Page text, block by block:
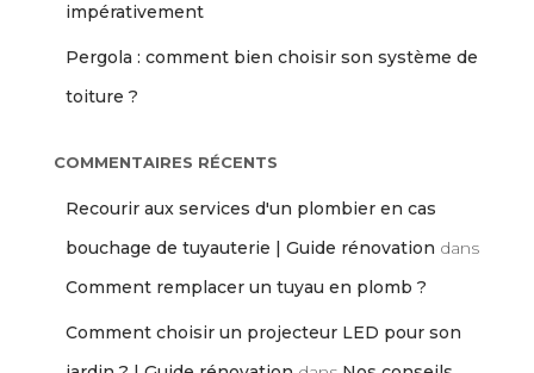
impérativement
Pergola : comment bien choisir son système de
toiture ?
COMMENTAIRES RÉCENTS
Recourir aux services d'un plombier en cas
bouchage de tuyauterie | Guide rénovation dans
Comment remplacer un tuyau en plomb ?
Comment choisir un projecteur LED pour son